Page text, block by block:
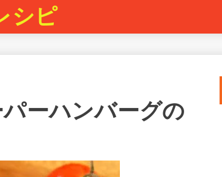
シピ
ーハンバーグの